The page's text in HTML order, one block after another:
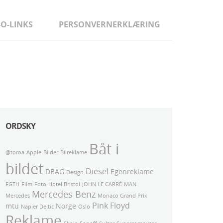
LINKS PERSONVERNERKLÆRING
ORDSKY
@toroa Apple Bilder Bilreklame Båt i
bildet DBAG Design Diesel Egenreklame
FGTH Film Foto Hotel Bristol JOHN LE CARRÉ MAN
Mercedes Mercedes Benz Monaco Grand Prix
mtu Napier Deltic Norge Oslo Pink Floyd